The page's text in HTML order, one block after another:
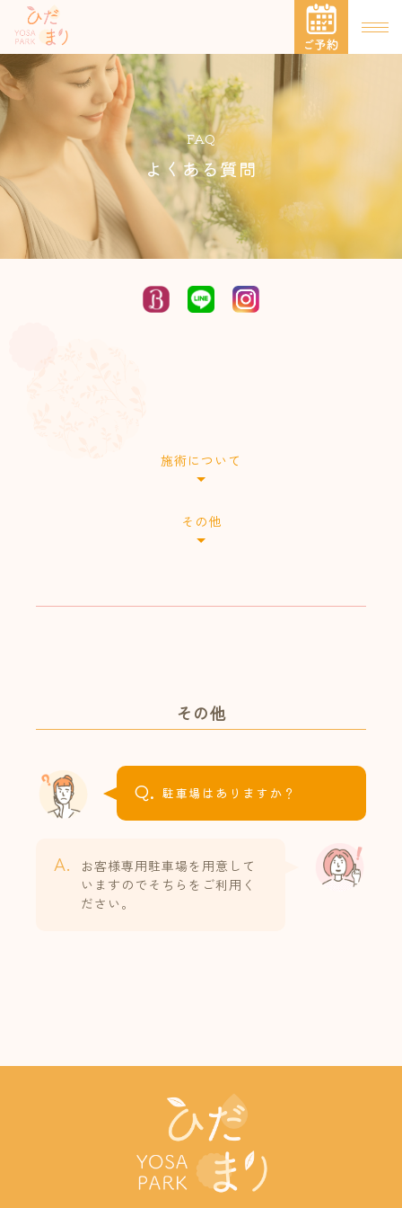
FAQ
よくある質問
施術について
その他
その他
Q. 駐車場はありますか？
A.
お客様専用駐車場を用意して
いますのでそちらをご利用く
ださい。